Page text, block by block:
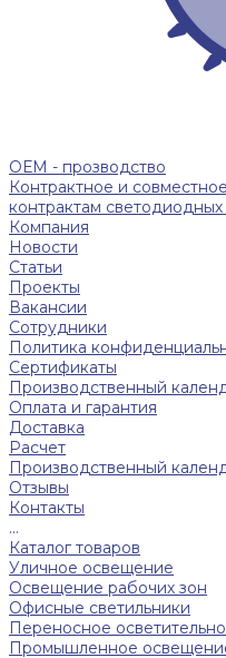
ОЕМ - прозводство
Контрактное и
контрактам светодиодных
Компания
Новости
Статьи
Проекты
Вакансии
Сотрудники
Политика
Сертификаты
Производственный
Оплата и гарантия
Доставка
Расчет
Производственный
Отзывы
Контакты
...
Каталог товаров
Уличное освещение
Освещение рабочих зон
Офисные светильники
Переносное
Промышленное